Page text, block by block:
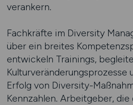
verankern.
Fachkräfte im Diversity
über ein breites
entwickeln Trainings,
Kulturveränderungsprozesse
Erfolg von Diversity-
Kennzahlen. Arbeitgeber, die